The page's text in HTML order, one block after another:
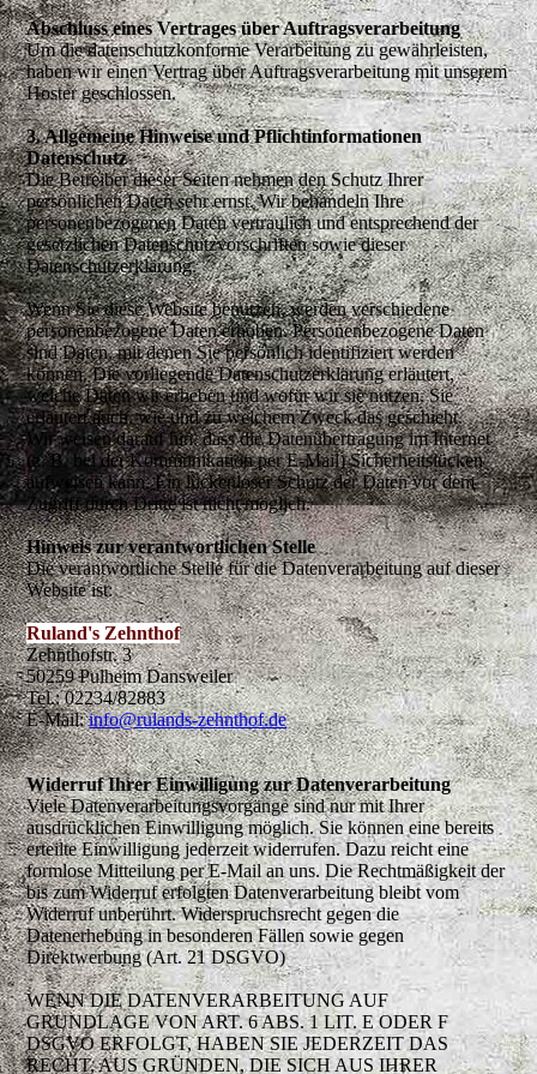
Abschluss eines Vertrages über Auftragsverarbeitung
Um die datenschutzkonforme Verarbeitung zu gewährleisten,
haben wir einen Vertrag über Auftragsverarbeitung mit unserem
Hoster geschlossen.
3. Allgemeine Hinweise und Pflichtinfor­mationen
Datenschutz
Die Betreiber dieser Seiten nehmen den Schutz Ihrer
persönlichen Daten sehr ernst. Wir behandeln Ihre
personenbezogenen Daten vertraulich und entsprechend der
gesetzlichen Datenschutzvorschriften sowie dieser
Datenschutzerklärung.
Wenn Sie diese Website benutzen, werden verschiedene
personenbezogene Daten erhoben. Personenbezogene Daten
sind Daten, mit denen Sie persönlich identifiziert werden
können. Die vorliegende Datenschutzerklärung erläutert,
welche Daten wir erheben und wofür wir sie nutzen. Sie
erläutert auch, wie und zu welchem Zweck das geschieht.
Wir weisen darauf hin, dass die Datenübertragung im Internet
(z. B. bei der Kommunikation per E-Mail) Sicherheitslücken
aufweisen kann. Ein lückenloser Schutz der Daten vor dem
Zugriff durch Dritte ist nicht möglich.
Hinweis zur verantwortlichen Stelle
Die verantwortliche Stelle für die Datenverarbeitung auf dieser
Website ist:
Ruland's Zehnthof
Zehnthofstr. 3
50259 Pulheim Dansweiler
Tel.: 02234/82883
E-Mail:info@rulands-zehnthof.de
Widerruf Ihrer Einwilligung zur Datenverarbeitung
Viele Datenverarbeitungsvorgänge sind nur mit Ihrer
ausdrücklichen Einwilligung möglich. Sie können eine bereits
erteilte Einwilligung jederzeit widerrufen. Dazu reicht eine
formlose Mitteilung per E-Mail an uns. Die Rechtmäßigkeit der
bis zum Widerruf erfolgten Datenverarbeitung bleibt vom
Widerruf unberührt. Widerspruchsrecht gegen die
Datenerhebung in besonderen Fällen sowie gegen
Direktwerbung (Art. 21 DSGVO)
WENN DIE DATENVERARBEITUNG AUF
GRUNDLAGE VON ART. 6 ABS. 1 LIT. E ODER F
DSGVO ERFOLGT, HABEN SIE JEDERZEIT DAS
RECHT, AUS GRÜNDEN, DIE SICH AUS IHRER